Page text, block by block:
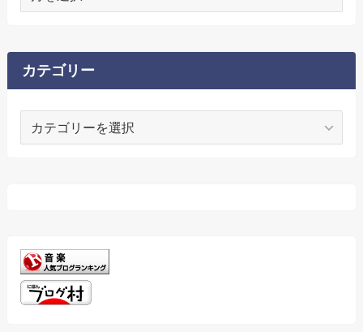
ブ
カテゴリー